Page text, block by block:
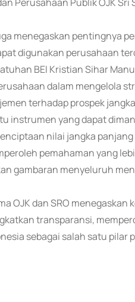
menegaskan pentingnya
digunakan perusahaan
BEI Kristian Sihar
dalam mengelola
terhadap prospek
instrumen yang dapat
nilai jangka
pemahaman yang
gambaran menyeluruh
OJK dan SRO
transparansi,
sebagai salah satu